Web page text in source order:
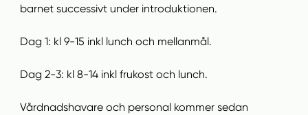
barnet successivt under introduktionen.
Dag 1: kl 9-15 inkl lunch och mellanmål.
Dag 2-3: kl 8-14 inkl frukost och lunch.
Vårdnadshavare och personal kommer sedan